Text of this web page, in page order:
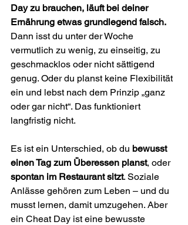
Day zu brauchen, läuft bei deiner
Ernährung etwas grundlegend falsch.
Dann isst du unter der Woche
vermutlich zu wenig, zu einseitig, zu
geschmacklos oder nicht sättigend
genug. Oder du planst keine Flexibilität
ein und lebst nach dem Prinzip „ganz
oder gar nicht“. Das funktioniert
langfristig nicht.
Es ist ein Unterschied, ob du bewusst
einen Tag zum Überessen planst, oder
spontan im Restaurant sitzt. Soziale
Anlässe gehören zum Leben – und du
musst lernen, damit umzugehen. Aber
ein Cheat Day ist eine bewusste